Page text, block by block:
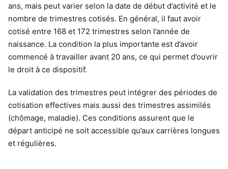
ans, mais peut varier selon la date de début d’activité et le
nombre de trimestres cotisés. En général, il faut avoir
cotisé entre 168 et 172 trimestres selon l’année de
naissance. La condition la plus importante est d’avoir
commencé à travailler avant 20 ans, ce qui permet d’ouvrir
le droit à ce dispositif.
La validation des trimestres peut intégrer des périodes de
cotisation effectives mais aussi des trimestres assimilés
(chômage, maladie). Ces conditions assurent que le
départ anticipé ne soit accessible qu’aux carrières longues
et régulières.